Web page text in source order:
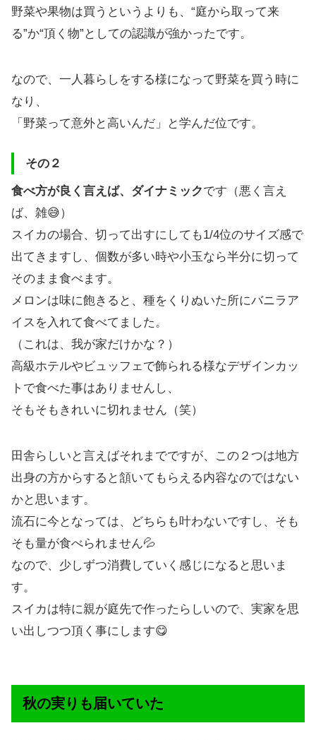
野菜や果物は買うというよりも、“庭から取って来
る”か“頂く物”としての認識が強かったです。
なので、一人暮らしをする様になって野菜を買う時に
なり、
「野菜って意外と高いんだ」と学んだ位です。
その２
食べ方が良く言えば、ダイナミックです（悪く言え
ば、雑😅）
スイカの場合、切って出すにしても1/4位のサイズ感で
出てきますし、個数が多い時や小玉なら半分に切って
そのまま食べます。
メロンは味に飽きると、種をくりぬいた所にバニラア
イスを入れて食べてました。
（これは、我が家だけかな？）
高級ホテルやビュッフェで飾られる様なデザインカッ
トで食べた事はありませんし、
そもそもきれいに切れません（笑）
田舎らしいと言えばそれまでですが、この２つは地方
出身の方からすると頷いてもらえる内容なのではない
かと思います。
流石に今となっては、どちらも叶わないですし、そも
そも量が食べられません💦
なので、少しずつ消費していく感じになると思いま
す。
スイカは特に親が庭先で作ったらしいので、実家を思
い出しつつ頂く事にします😋
秋の実りも届いていた